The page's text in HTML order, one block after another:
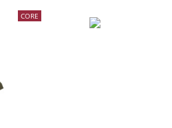
CORE